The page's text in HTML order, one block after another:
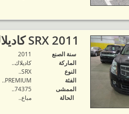
2011 SRX كاديلاك..
سنة الصنع
2011
الماركة
كاديلاك..
النوع
SRX..
الفئة
PREMIUM..
الممشى
74375..
الحالة
مباع..